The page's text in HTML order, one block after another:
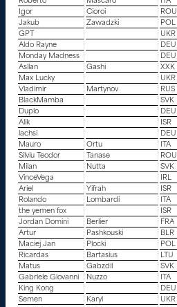
Igor
Cioroi ROU
Jakub
Zawadzki POL
GPT
UKR
Aldo Rayne
DEU
Monday Madness
DEU
Asllan
Gashi XXK
Max Lucky
UKR
Vladimir
Martynov RUS
BlackMamba
SVK
Duplo
DEU
Alik
ISR
lachsi
DEU
Mauro
Ortu ITA
Silviu Teodor
Tanase ROU
Milan
Nutta SVK
VinceVega
IRL
Ariel
Yifrah ISR
Rolando
Lombardi ITA
the yemen fox
ISR
Jordan Domini
Berlier FRA
Artur
Pashkouski BLR
Maciej Jan
Plocki POL
Ricardas
Bartasius LTU
Matus
Gabzdil SVK
Gabriele Giovanni
Nuzzo ITA
King Kong
DEU
Semen
Karyi UKR